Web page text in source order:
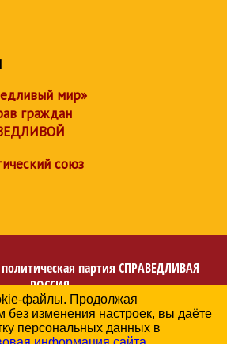
мир»
граждан
союз
партия СПРАВЕДЛИВАЯ
РОССИЯ
партии в Республике
Башкортостан
© 2006-2026
файлы. Продолжая
без изменения настроек, вы даёте
персональных данных в